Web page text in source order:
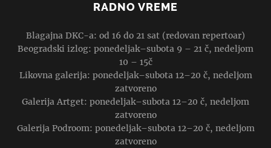
RADNO VREME
Blagajna DKC-a: od 16 do 21 sat (redovan repertoar)
Beogradski izlog: ponedeljak–subota 9 – 21 č, nedeljom
10 – 15č
Likovna galerija: ponedeljak–subota 12–20 č, nedeljom
zatvoreno
Galerija Artget: ponedeljak–subota 12–20 č, nedeljom
zatvoreno
Galerija Podroom: ponedeljak–subota 12–20 č, nedeljom
zatvoreno